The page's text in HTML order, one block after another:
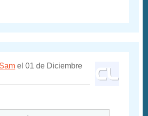
el 01 de Diciembre